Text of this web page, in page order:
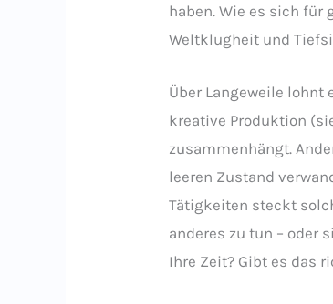
haben. Wie es sich für
Weltklugheit und
Über Langeweile
kreative Produktion
zusammenhängt.
leeren Zustand
Tätigkeiten steckt
anderes zu tun – oder
Ihre Zeit? Gibt es das